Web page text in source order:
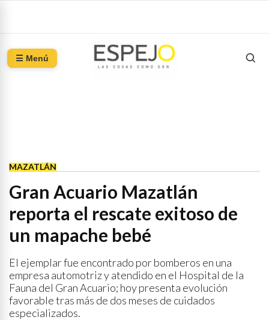
☰ Menú
MAZATLÁN
Gran Acuario Mazatlán
reporta el rescate exitoso de
un mapache bebé
El ejemplar fue encontrado por bomberos en una
empresa automotriz y atendido en el Hospital de la
Fauna del Gran Acuario; hoy presenta evolución
favorable tras más de dos meses de cuidados
especializados.